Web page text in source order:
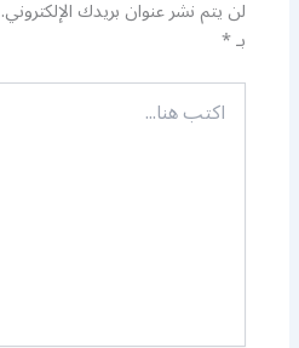
لن يتم نشر عنوان بريدك الإلكتروني.
بـ*
اكتب
هنا...